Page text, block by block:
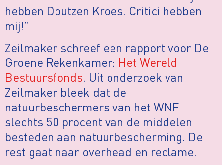
hebben Doutzen Kroes. Critici hebben
mij!”
Zeilmaker schreef een rapport voor De
Groene Rekenkamer: Het Wereld
Bestuursfonds. Uit onderzoek van
Zeilmaker bleek dat de
natuurbeschermers van het WNF
slechts 50 procent van de middelen
besteden aan natuurbescherming. De
rest gaat naar overhead en reclame.